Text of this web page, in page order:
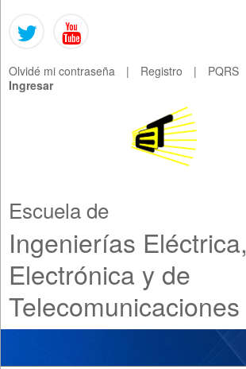
Olvidé mi contraseña | Registro | PQRS
Ingresar
Escuela de
Ingenierías Eléctrica,
Electrónica y de
Telecomunicaciones